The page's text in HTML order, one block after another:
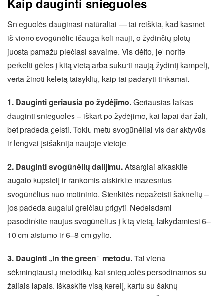
Kaip dauginti snieguoles
Snieguolės dauginasi natūraliai — tai reiškia, kad kasmet
iš vieno svogūnėlio išauga keli nauji, o žydinčių plotų
juosta pamažu plečiasi savaime. Vis dėlto, jei norite
perkelti gėles į kitą vietą arba sukurti naują žydintį kampelį,
verta žinoti keletą taisyklių, kaip tai padaryti tinkamai.
1. Dauginti geriausia po žydėjimo.Geriausias laikas
dauginti snieguoles – iškart po žydėjimo, kai lapai dar žali,
bet pradeda gelsti. Tokiu metu svogūnėliai vis dar aktyvūs
ir lengvai įsišaknija naujoje vietoje.
2. Dauginti svogūnėlių dalijimu.Atsargiai atkaskite
augalo kupstelį ir rankomis atskirkite mažesnius
svogūnėlius nuo motininio. Stenkitės nepažeisti šaknelių –
jos padeda augalui greičiau prigyti. Nedelsdami
pasodinkite naujus svogūnėlius į kitą vietą, laikydamiesi 6–
10 cm atstumo ir 6–8 cm gylio.
3. Dauginti „in the green“ metodu.Tai viena
sėkmingiausių metodikų, kai snieguolės persodinamos su
žaliais lapais. Iškaskite visą kerelį, kartu su šaknų